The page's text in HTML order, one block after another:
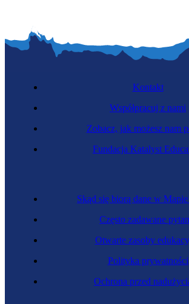
Skąd się biorą dane w
Często zadawane
Otwarte zasoby
Polityka prywatności
Ochrona przed
Kontakt
Współpracuj z nami
Zobacz, jak możesz nam
Fundacja Katalyst